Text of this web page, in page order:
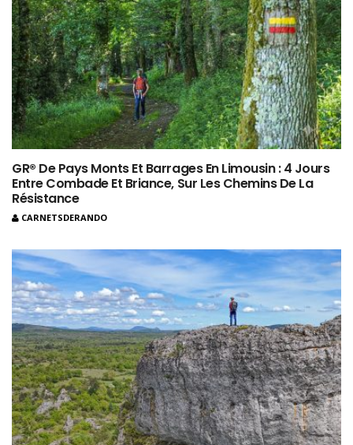
GR® De Pays Monts Et Barrages En Limousin : 4 Jours
Entre Combade Et Briance, Sur Les Chemins De La
Résistance
CARNETSDERANDO